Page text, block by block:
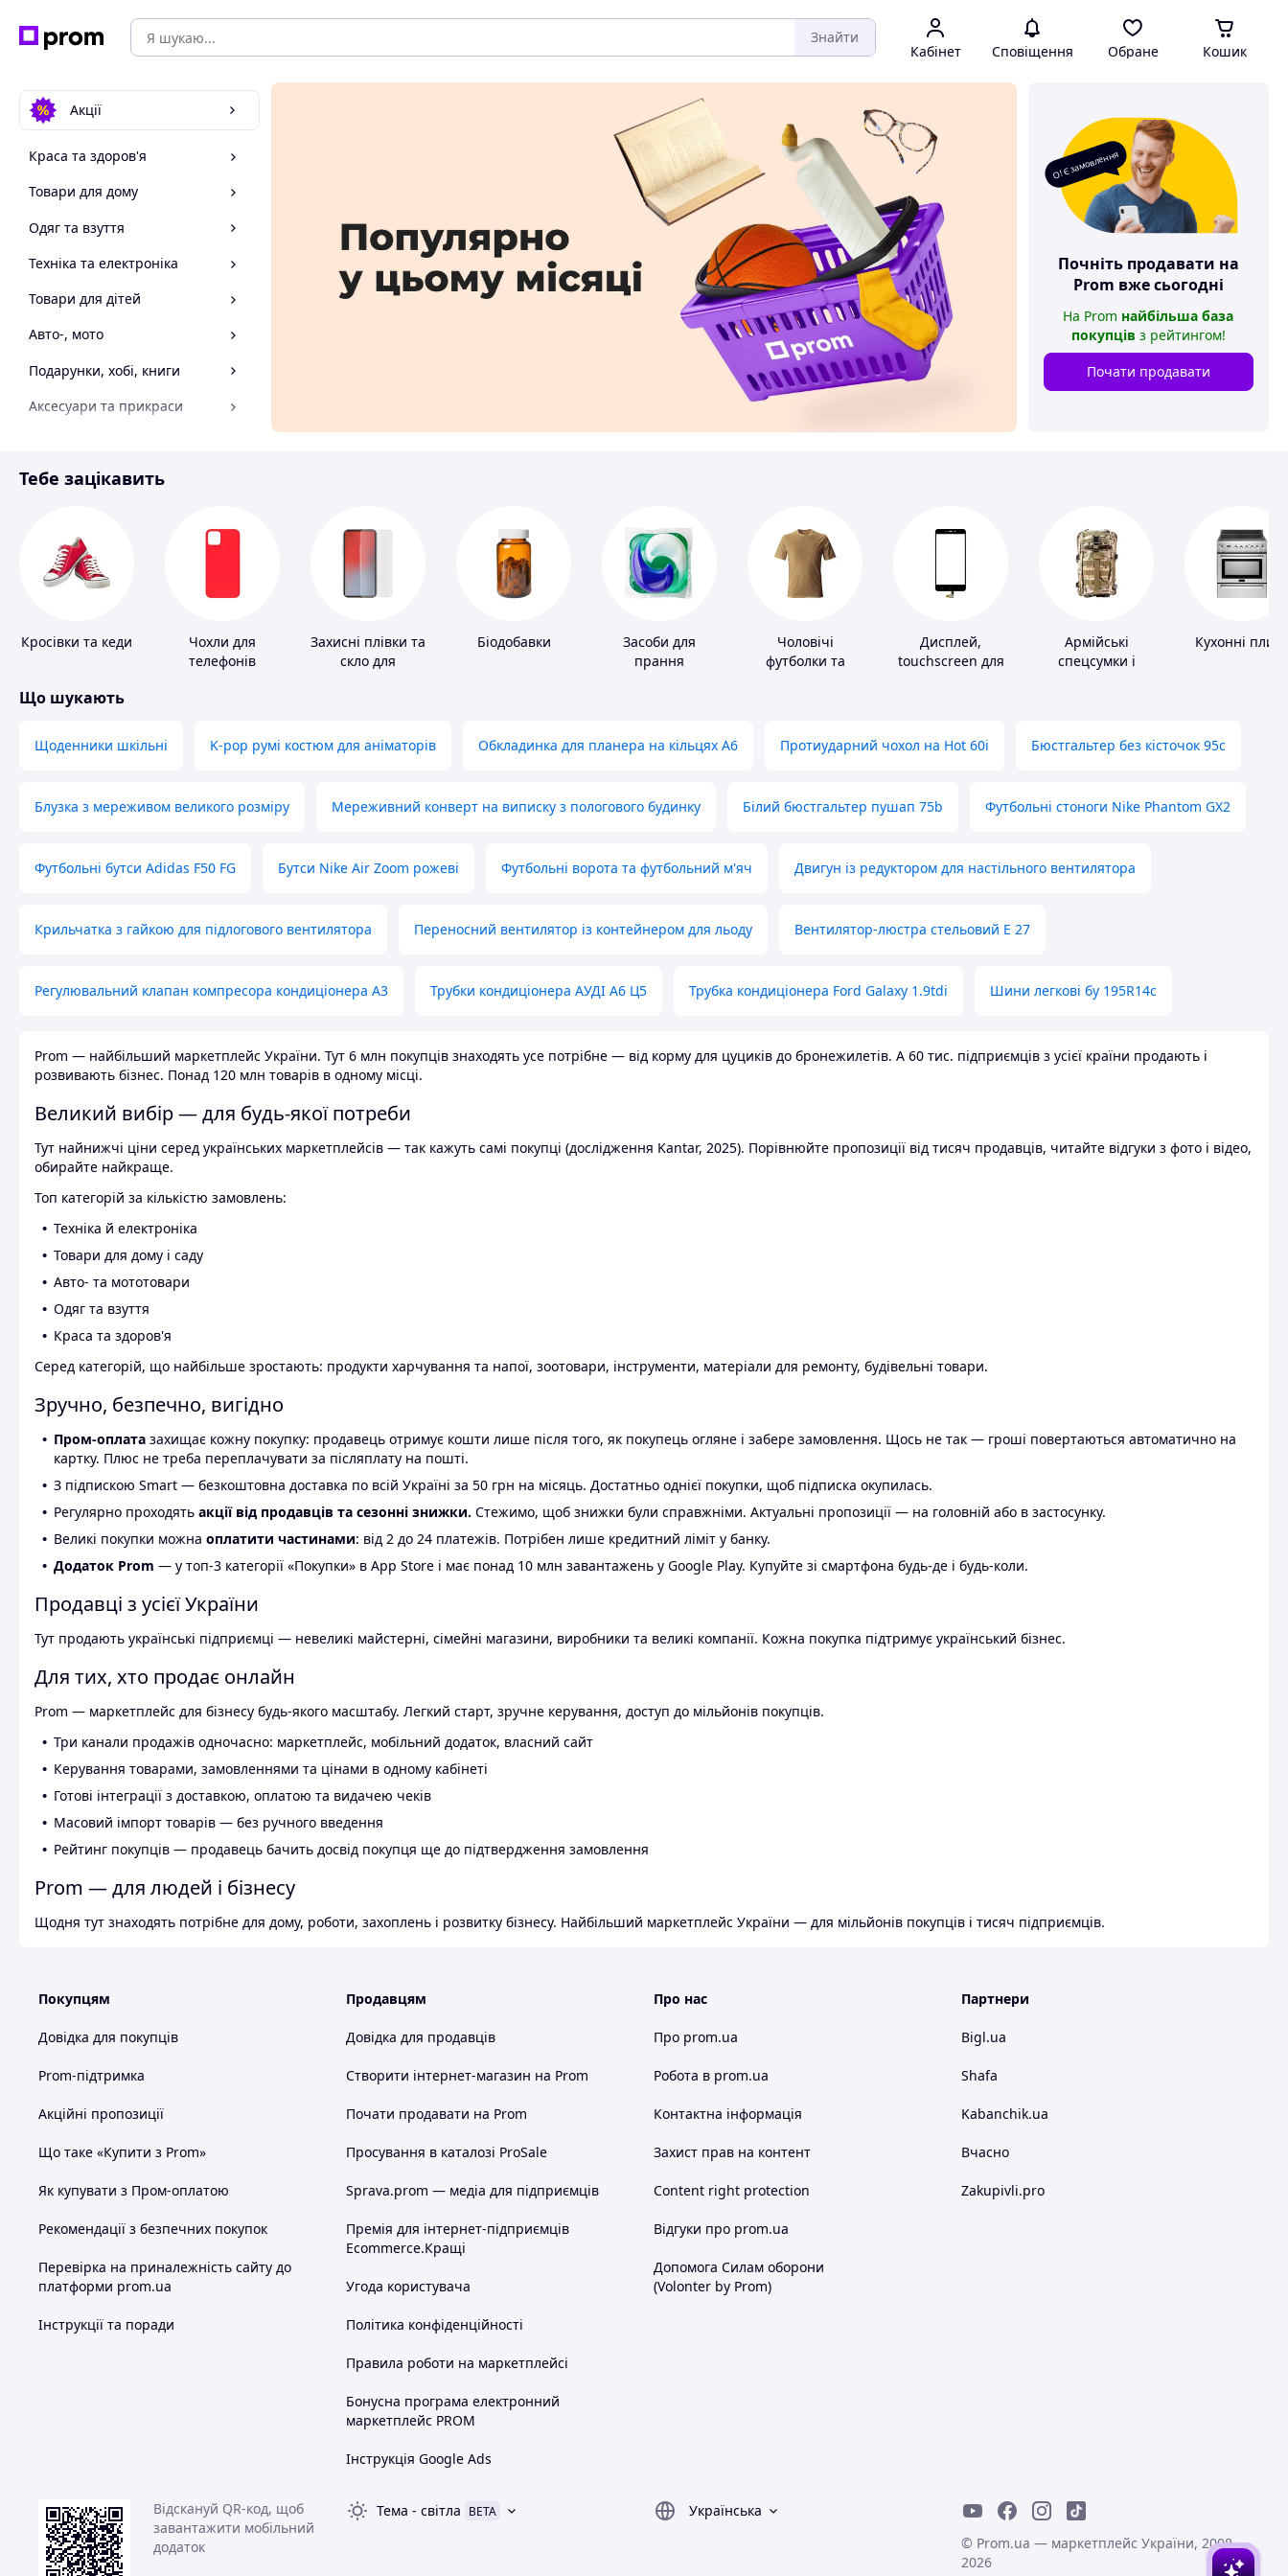
Знайти
Кабінет Сповіщення Обране Кошик
Акції
Краса та здоров'я
Товари для дому
Одяг та взуття
Техніка та електроніка
Товари для дітей
Авто-, мото
Подарунки, хобі, книги
Аксесуари та прикраси
Спорт і відпочинок
О! Є замовлення
Почніть продавати на
Prom вже сьогодні
На Prom найбільша база
покупців з рейтингом!
Почати продавати
Тебе зацікавить
Кросівки та кеди
Чохли для
телефонів
Захисні плівки та
скло для
Біодобавки
Засоби для
прання
Чоловічі
футболки та
Дисплей,
touchscreen для
Армійські
спецсумки і
Кухонні
Що шукають
Щоденники шкільні K-pop румі костюм для аніматорів Обкладинка для планера на кільцях А6 Протиударний чохол на Hot 60i Бюстгальтер без кісточок 95с
Блузка з мереживом великого розміру Мереживний конверт на виписку з пологового будинку Білий бюстгальтер пушап 75b Футбольні стоноги Nike Phantom GX2
Футбольні бутси Adidas F50 FG Бутси Nike Air Zoom рожеві Футбольні ворота та футбольний м'яч Двигун із редуктором для настільного вентилятора
Крильчатка з гайкою для підлогового вентилятора Переносний вентилятор із контейнером для льоду Вентилятор-люстра стельовий E 27
Регулювальний клапан компресора кондиціонера А3 Трубки кондиціонера АУДІ А6 Ц5 Трубка кондиціонера Ford Galaxy 1.9tdi Шини легкові бу 195R14c
Prom — найбільший маркетплейс України. Тут 6 млн покупців знаходять усе потрібне — від корму для цуциків до бронежилетів. А 60 тис. підприємців з усієї країни продають і
розвивають бізнес. Понад 120 млн товарів в одному місці.
Великий вибір — для будь-якої потреби
Тут найнижчі ціни серед українських маркетплейсів — так кажуть самі покупці (дослідження Kantar, 2025). Порівнюйте пропозиції від тисяч продавців, читайте відгуки з фото і відео,
обирайте найкраще.
Топ категорій за кількістю замовлень:
Техніка й електроніка
Товари для дому і саду
Авто- та мототовари
Одяг та взуття
Краса та здоров'я
Серед категорій, що найбільше зростають: продукти харчування та напої, зоотовари, інструменти, матеріали для ремонту, будівельні товари.
Зручно, безпечно, вигідно
Пром-оплата захищає кожну покупку: продавець отримує кошти лише після того, як покупець огляне і забере замовлення. Щось не так — гроші повертаються автоматично на
картку. Плюс не треба переплачувати за післяплату на пошті.
З підпискою Smart — безкоштовна доставка по всій Україні за 50 грн на місяць. Достатньо однієї покупки, щоб підписка окупилась.
Регулярно проходять акції від продавців та сезонні знижки. Стежимо, щоб знижки були справжніми. Актуальні пропозиції — на головній або в застосунку.
Великі покупки можна оплатити частинами: від 2 до 24 платежів. Потрібен лише кредитний ліміт у банку.
Додаток Prom — у топ-3 категорії «Покупки» в App Store і має понад 10 млн завантажень у Google Play. Купуйте зі смартфона будь-де і будь-коли.
Продавці з усієї України
Тут продають українські підприємці — невеликі майстерні, сімейні магазини, виробники та великі компанії. Кожна покупка підтримує український бізнес.
Для тих, хто продає онлайн
Prom — маркетплейс для бізнесу будь-якого масштабу. Легкий старт, зручне керування, доступ до мільйонів покупців.
Три канали продажів одночасно: маркетплейс, мобільний додаток, власний сайт
Керування товарами, замовленнями та цінами в одному кабінеті
Готові інтеграції з доставкою, оплатою та видачею чеків
Масовий імпорт товарів — без ручного введення
Рейтинг покупців — продавець бачить досвід покупця ще до підтвердження замовлення
Prom — для людей і бізнесу
Щодня тут знаходять потрібне для дому, роботи, захоплень і розвитку бізнесу. Найбільший маркетплейс України — для мільйонів покупців і тисяч підприємців.
Покупцям
Довідка для покупців
Prom-підтримка
Акційні пропозиції
Що таке «Купити з Prom»
Як купувати з Пром-оплатою
Рекомендації з безпечних покупок
Перевірка на приналежність сайту до
платформи prom.ua
Інструкції та поради
Продавцям
Довідка для продавців
Створити інтернет-магазин на Prom
Почати продавати на Prom
Просування в каталозі ProSale
Sprava.prom — медіа для підприємців
Премія для інтернет-підприємців
Ecommerce.Кращі
Угода користувача
Політика конфіденційності
Правила роботи на маркетплейсі
Бонусна програма електронний
маркетплейс PROM
Інструкція Google Ads
Про нас
Про prom.ua
Робота в prom.ua
Контактна інформація
Захист прав на контент
Content right protection
Відгуки про prom.ua
Допомога Силам оборони
(Volonter by Prom)
Партнери
Bigl.ua
Shafa
Kabanchik.ua
Вчасно
Zakupivli.pro
Відскануй QR-код, щоб
завантажити мобільний
додаток
Тема - світла BETA
Українська
© Prom.ua — маркетплейс України, 2008-
2026